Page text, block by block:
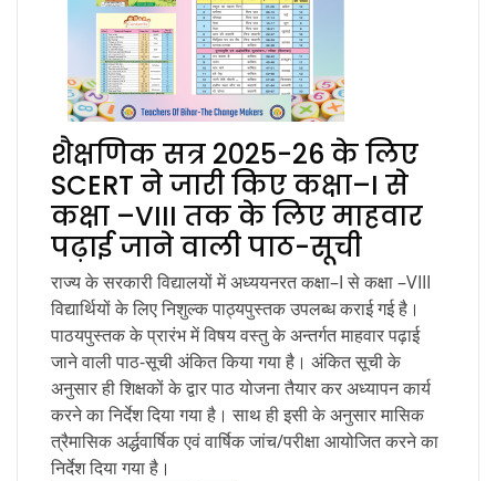
शैक्षणिक सत्र 2025-26 के लिए
SCERT ने जारी किए कक्षा–I से
कक्षा –VIII तक के लिए माहवार
पढ़ाई जाने वाली पाठ-सूची
राज्य के सरकारी विद्यालयों में अध्ययनरत कक्षा–I से कक्षा –VIII
विद्यार्थियों के लिए निशुल्क पाठ्यपुस्तक उपलब्ध कराई गई है।
पाठयपुस्तक के प्रारंभ में विषय वस्तु के अन्तर्गत माहवार पढ़ाई
जाने वाली पाठ-सूची अंकित किया गया है। अंकित सूची के
अनुसार ही शिक्षकों के द्वार पाठ योजना तैयार कर अध्यापन कार्य
करने का निर्देश दिया गया है। साथ ही इसी के अनुसार मासिक
त्रैमासिक अर्द्धवार्षिक एवं वार्षिक जांच/परीक्षा आयोजित करने का
निर्देश दिया गया है।